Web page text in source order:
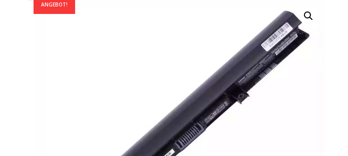
ANGEBOT!